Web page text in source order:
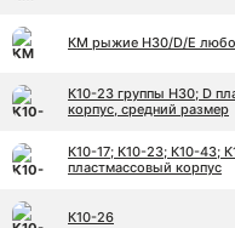
КМ рыжие Н30/D/E
К10-23 группы Н30; D
корпус, средний размер
К10-17; К10-23; К10-43;
пластмассовый корпус
К10-26